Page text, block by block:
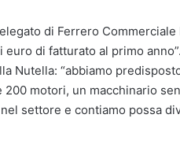
di Ferrero Commerciale
di fatturato al primo anno”.
Nutella: “abbiamo
motori, un macchinario
settore e contiamo possa